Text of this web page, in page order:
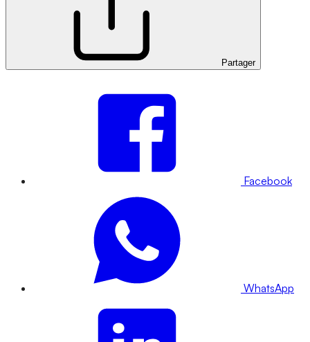
Partager
Facebook
WhatsApp